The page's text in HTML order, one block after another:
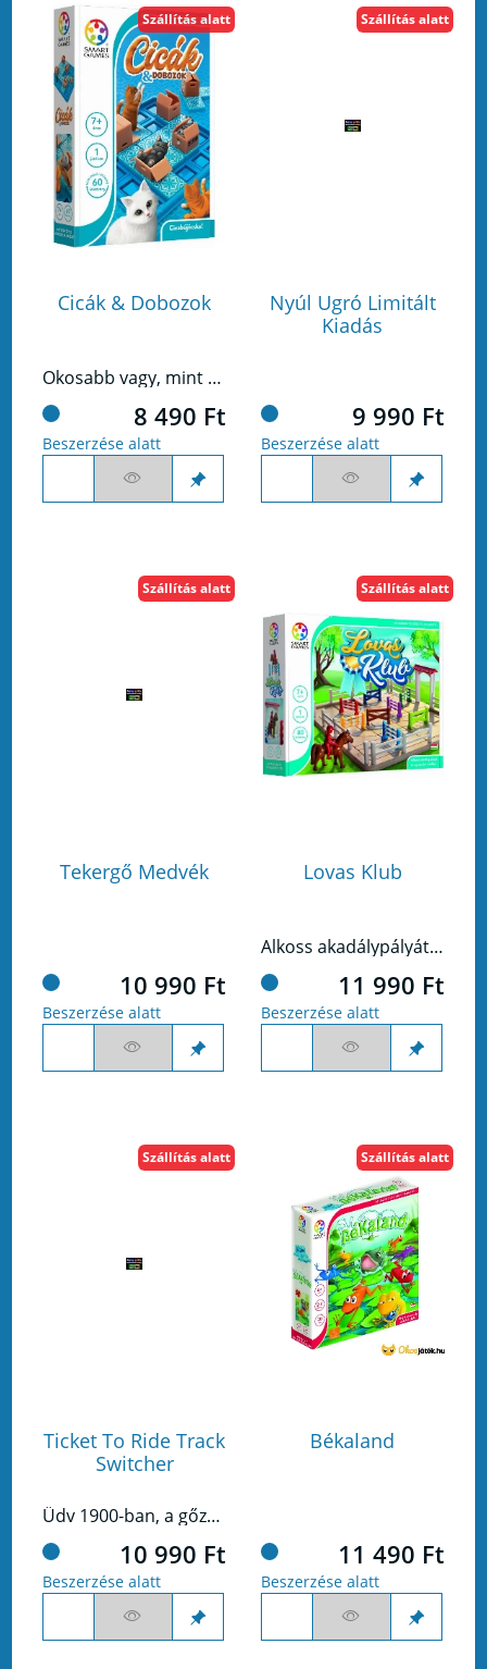
Cicák & Dobozok
Okosabb vagy, mint egy cica?
Szállítás alatt
8 490 Ft
Beszerzése alatt
Nyúl Ugró Limitált
Kiadás
Szállítás alatt
9 990 Ft
Beszerzése alatt
Tekergő Medvék
Szállítás alatt
10 990 Ft
Beszerzése alatt
Lovas Klub
Alkoss akadálypályát, és ugrass be a célba!
Szállítás alatt
11 990 Ft
Beszerzése alatt
Ticket To Ride Track
Switcher
Üdv 1900-ban, a gőzmozdonyok korszakában!
Szállítás alatt
10 990 Ft
Beszerzése alatt
Békaland
Szállítás alatt
11 490 Ft
Beszerzése alatt